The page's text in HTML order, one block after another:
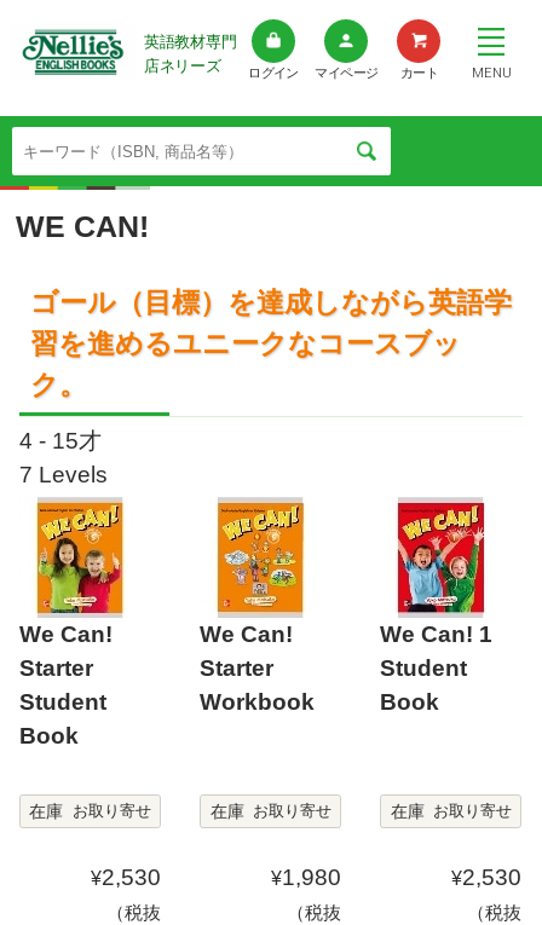
英語教材専門
店ネリーズ
ログイン マイページ カート MENU
WE CAN!
ゴール（目標）を達成しながら英語学
習を進めるユニークなコースブッ
ク。
4 - 15才
7 Levels
We Can!
Starter
Student
Book
在庫 お取り寄せ
¥2,530
（税抜
We Can!
Starter
Workbook
在庫 お取り寄せ
¥1,980
（税抜
We Can! 1
Student
Book
在庫 お取り寄せ
¥2,530
（税抜